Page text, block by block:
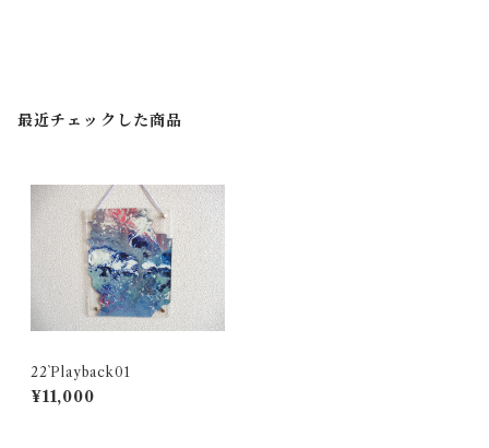
最近チェックした商品
22`Playback01
¥11,000